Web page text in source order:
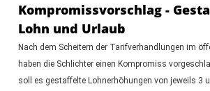
Kompromissvorschlag -
Lohn und Urlaub
Nach dem Scheitern der Tarifverhandlungen im
haben die Schlichter einen Kompromiss
soll es gestaffelte Lohnerhöhungen von jeweils 3